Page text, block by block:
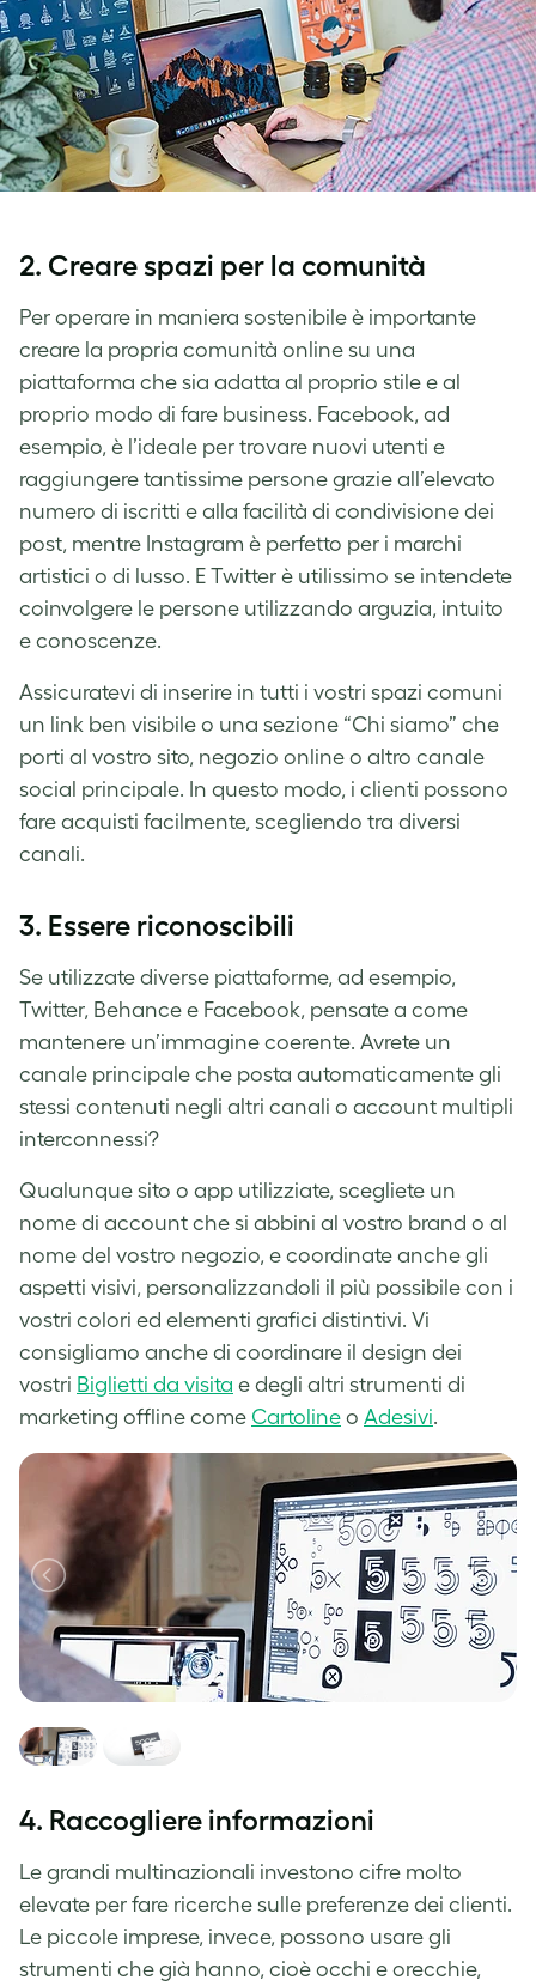
2. Creare spazi per la comunità
Per operare in maniera sostenibile è importante
creare la propria comunità online su una
piattaforma che sia adatta al proprio stile e al
proprio modo di fare business. Facebook, ad
esempio, è l’ideale per trovare nuovi utenti e
raggiungere tantissime persone grazie all’elevato
numero di iscritti e alla facilità di condivisione dei
post, mentre Instagram è perfetto per i marchi
artistici o di lusso. E Twitter è utilissimo se intendete
coinvolgere le persone utilizzando arguzia, intuito
e conoscenze.
Assicuratevi di inserire in tutti i vostri spazi comuni
un link ben visibile o una sezione “Chi siamo” che
porti al vostro sito, negozio online o altro canale
social principale. In questo modo, i clienti possono
fare acquisti facilmente, scegliendo tra diversi
canali.
3. Essere riconoscibili
Se utilizzate diverse piattaforme, ad esempio,
Twitter, Behance e Facebook, pensate a come
mantenere un’immagine coerente. Avrete un
canale principale che posta automaticamente gli
stessi contenuti negli altri canali o account multipli
interconnessi?
Qualunque sito o app utilizziate, scegliete un
nome di account che si abbini al vostro brand o al
nome del vostro negozio, e coordinate anche gli
aspetti visivi, personalizzandoli il più possibile con i
vostri colori ed elementi grafici distintivi. Vi
consigliamo anche di coordinare il design dei
vostri Biglietti da visita e degli altri strumenti di
marketing offline come Cartoline o Adesivi.
4. Raccogliere informazioni
Le grandi multinazionali investono cifre molto
elevate per fare ricerche sulle preferenze dei clienti.
Le piccole imprese, invece, possono usare gli
strumenti che già hanno, cioè occhi e orecchie,